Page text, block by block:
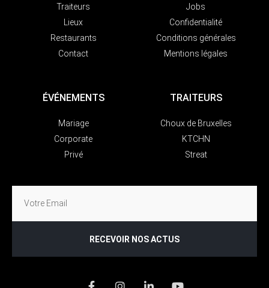
Traiteurs
Lieux
Restaurants
Contact
Jobs
Confidentialité
Conditions générales
Mentions légales
ÉVÉNEMENTS
Mariage
Corporate
Privé
TRAITEURS
Choux de Bruxelles
KTCHN
Streat
RECEVOIR NOS ACTUS